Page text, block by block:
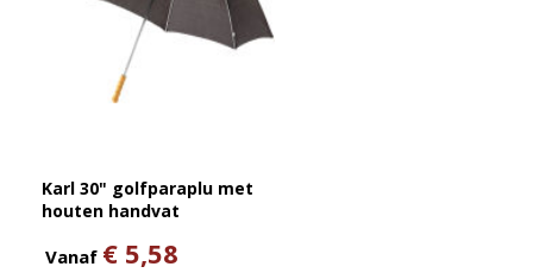
Karl 30" golfparaplu met
houten handvat
Vanaf € 5,58